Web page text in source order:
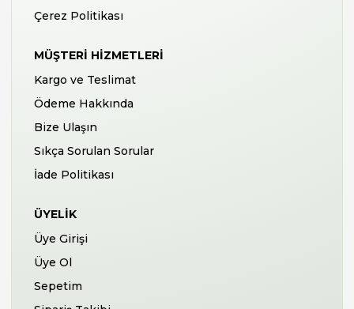
Çerez Politikası
MÜŞTERI HIZMETLERI
Kargo ve Teslimat
Ödeme Hakkında
Bize Ulaşın
Sıkça Sorulan Sorular
İade Politikası
ÜYELIK
Üye Girişi
Üye Ol
Sepetim